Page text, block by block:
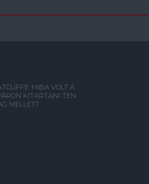
HIBA VOLT A
KITARTANI TEN
MELLETT